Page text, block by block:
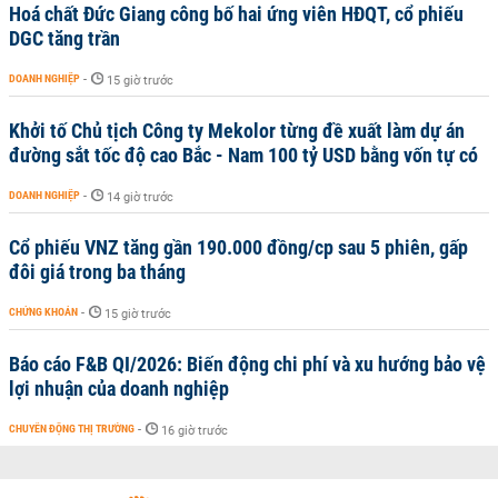
Hoá chất Đức Giang công bố hai ứng viên HĐQT, cổ phiếu
DGC tăng trần
DOANH NGHIỆP - 15 giờ trước
Khởi tố Chủ tịch Công ty Mekolor từng đề xuất làm dự án
đường sắt tốc độ cao Bắc - Nam 100 tỷ USD bằng vốn tự có
DOANH NGHIỆP - 14 giờ trước
Cổ phiếu VNZ tăng gần 190.000 đồng/cp sau 5 phiên, gấp
đôi giá trong ba tháng
CHỨNG KHOÁN - 15 giờ trước
Báo cáo F&B QI/2026: Biến động chi phí và xu hướng bảo vệ
lợi nhuận của doanh nghiệp
CHUYỂN ĐỘNG THỊ TRƯỜNG - 16 giờ trước